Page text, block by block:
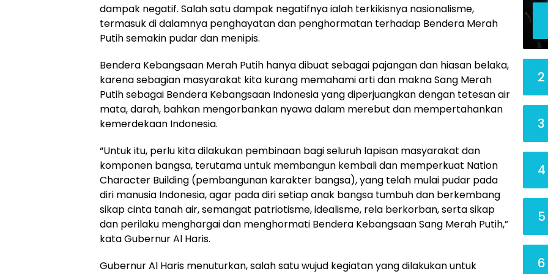
dampak negatif. Salah satu dampak negatifnya ialah terkikisnya nasionalisme,
termasuk di dalamnya penghayatan dan penghormatan terhadap Bendera Merah
Putih semakin pudar dan menipis.
Bendera Kebangsaan Merah Putih hanya dibuat sebagai pajangan dan hiasan belaka,
karena sebagian masyarakat kita kurang memahami arti dan makna Sang Merah
Putih sebagai Bendera Kebangsaan Indonesia yang diperjuangkan dengan tetesan air
mata, darah, bahkan mengorbankan nyawa dalam merebut dan mempertahankan
kemerdekaan Indonesia.
“Untuk itu, perlu kita dilakukan pembinaan bagi seluruh lapisan masyarakat dan
komponen bangsa, terutama untuk membangun kembali dan memperkuat Nation
Character Building (pembangunan karakter bangsa), yang telah mulai pudar pada
diri manusia Indonesia, agar pada diri setiap anak bangsa tumbuh dan berkembang
sikap cinta tanah air, semangat patriotisme, idealisme, rela berkorban, serta sikap
dan perilaku menghargai dan menghormati Bendera Kebangsaan Sang Merah Putih,”
kata Gubernur Al Haris.
Gubernur Al Haris menuturkan, salah satu wujud kegiatan yang dilakukan untuk
2
3
4
5
6